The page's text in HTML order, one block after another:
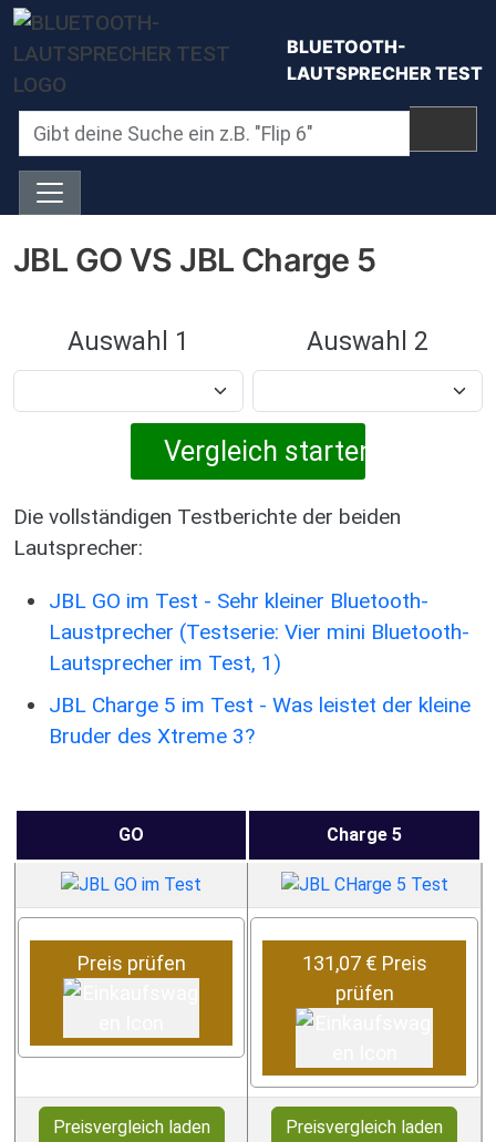
Direkt zum Inhalt
BLUETOOTH-
LAUTSPRECHER TEST
JBL GO VS JBL Charge 5
Auswahl 1 Auswahl 2
Die vollständigen Testberichte der beiden
Lautsprecher:
JBL GO im Test - Sehr kleiner Bluetooth-
Laustprecher (Testserie: Vier mini Bluetooth-
Lautsprecher im Test, 1)
JBL Charge 5 im Test - Was leistet der kleine
Bruder des Xtreme 3?
GO Charge 5
Preis prüfen
131,07 € Preis
prüfen
Preisvergleich laden Preisvergleich laden